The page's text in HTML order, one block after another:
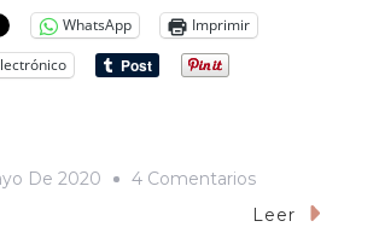
WhatsApp
Imprimir
De 2020 4 ComentariosEn
Tres
Leer